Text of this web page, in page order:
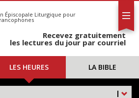
Épiscopale Liturgique pour
Recevez gratuitement
les lectures du jour par courriel
LES HEURES LA BIBLE
|